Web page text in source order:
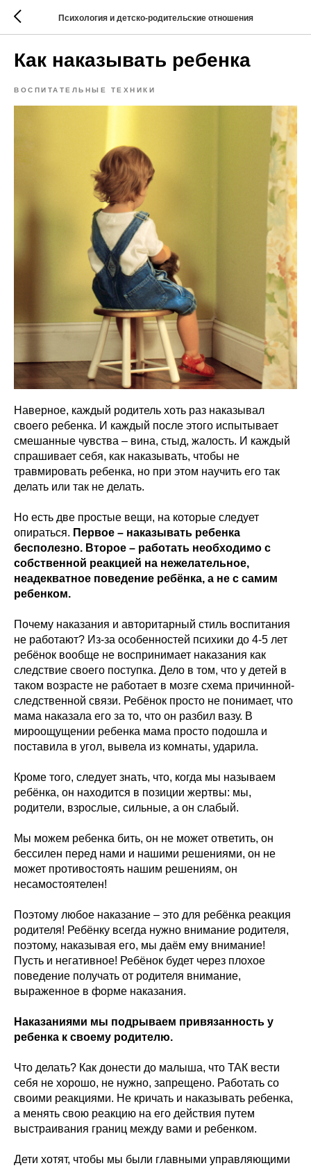
Психология и детско-родительские отношения
Как наказывать ребенка
ВОСПИТАТЕЛЬНЫЕ ТЕХНИКИ
Наверное, каждый родитель хоть раз наказывал
своего ребенка. И каждый после этого испытывает
смешанные чувства – вина, стыд, жалость. И каждый
спрашивает себя, как наказывать, чтобы не
травмировать ребенка, но при этом научить его так
делать или так не делать.
Но есть две простые вещи, на которые следует
опираться. Первое – наказывать ребенка
бесполезно. Второе – работать необходимо с
собственной реакцией на нежелательное,
неадекватное поведение ребёнка, а не с самим
ребенком.
Почему наказания и авторитарный стиль воспитания
не работают? Из-за особенностей психики до 4-5 лет
ребёнок вообще не воспринимает наказания как
следствие своего поступка. Дело в том, что у детей в
таком возрасте не работает в мозге схема причинной-
следственной связи. Ребёнок просто не понимает, что
мама наказала его за то, что он разбил вазу. В
мироощущении ребенка мама просто подошла и
поставила в угол, вывела из комнаты, ударила.
Кроме того, следует знать, что, когда мы называем
ребёнка, он находится в позиции жертвы: мы,
родители, взрослые, сильные, а он слабый.
Мы можем ребенка бить, он не может ответить, он
бессилен перед нами и нашими решениями, он не
может противостоять нашим решениям, он
несамостоятелен!
Поэтому любое наказание – это для ребёнка реакция
родителя! Ребёнку всегда нужно внимание родителя,
поэтому, наказывая его, мы даём ему внимание!
Пусть и негативное! Ребёнок будет через плохое
поведение получать от родителя внимание,
выраженное в форме наказания.
Наказаниями мы подрываем привязанность у
ребенка к своему родителю.
Что делать? Как донести до малыша, что ТАК вести
себя не хорошо, не нужно, запрещено. Работать со
своими реакциями. Не кричать и наказывать ребенка,
а менять свою реакцию на его действия путем
выстраивания границ между вами и ребенком.
Дети хотят, чтобы мы были главными управляющими